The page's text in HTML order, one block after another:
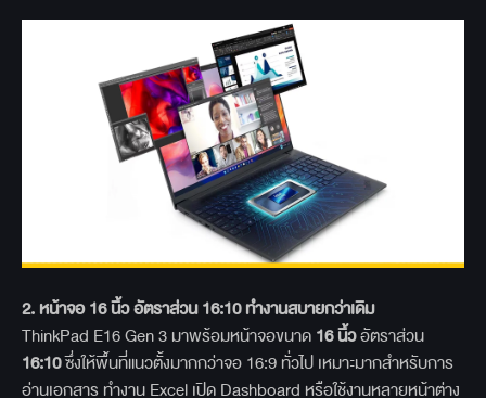
2. หน้าจอ 16นิ้ว อัตราส่วน 16:10ทำงานสบายกว่าเดิม
ThinkPad E16 Gen 3 มาพร้อมหน้าจอขนาด 16นิ้วอัตราส่วน
16:10ซึ่งให้พื้นที่แนวตั้งมากกว่าจอ 16:9 ทั่วไป เหมาะมากสำหรับการ
อ่านเอกสาร ทำงาน Excel เปิด Dashboard หรือใช้งานหลายหน้าต่าง